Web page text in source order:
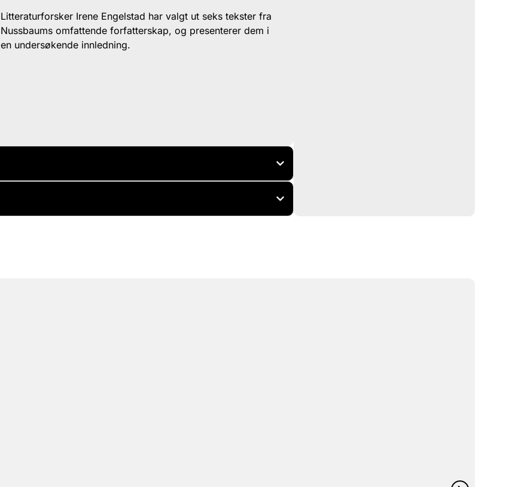
Litteraturforsker Irene Engelstad har valgt ut seks tekster fra
Nussbaums omfattende forfatterskap, og presenterer dem i
en undersøkende innledning.